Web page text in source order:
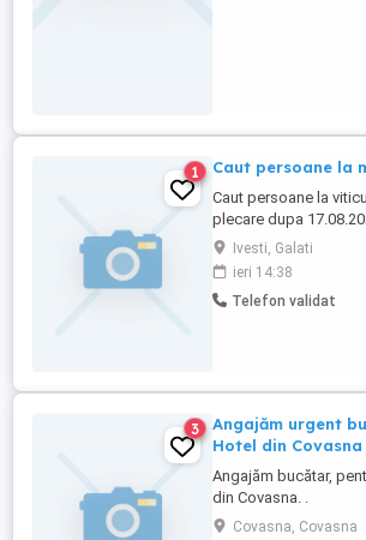
1 Caut persoane la
Caut persoane la
plecare dupa
Ivesti, Galati
ieri 14:38
Telefon validat
3
Angajăm urgent
Hotel din Covasna
Angajăm bucătar,
din Covasna. .
Covasna, Covasna